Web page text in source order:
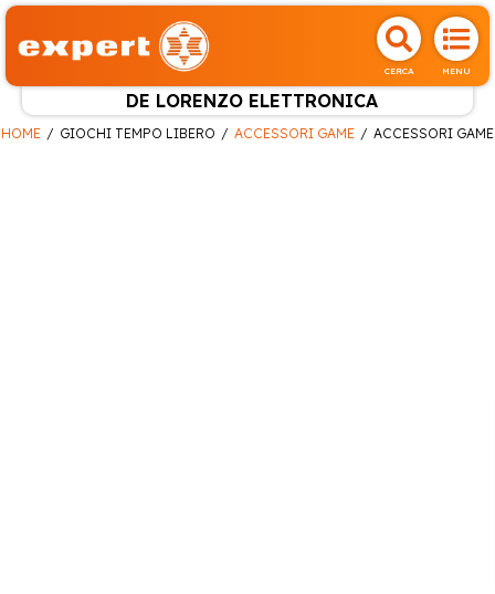
CERCA MENU
DE LORENZO ELETTRONICA
HOME GIOCHI TEMPO LIBERO ACCESSORI GAME ACCESSORI GAME